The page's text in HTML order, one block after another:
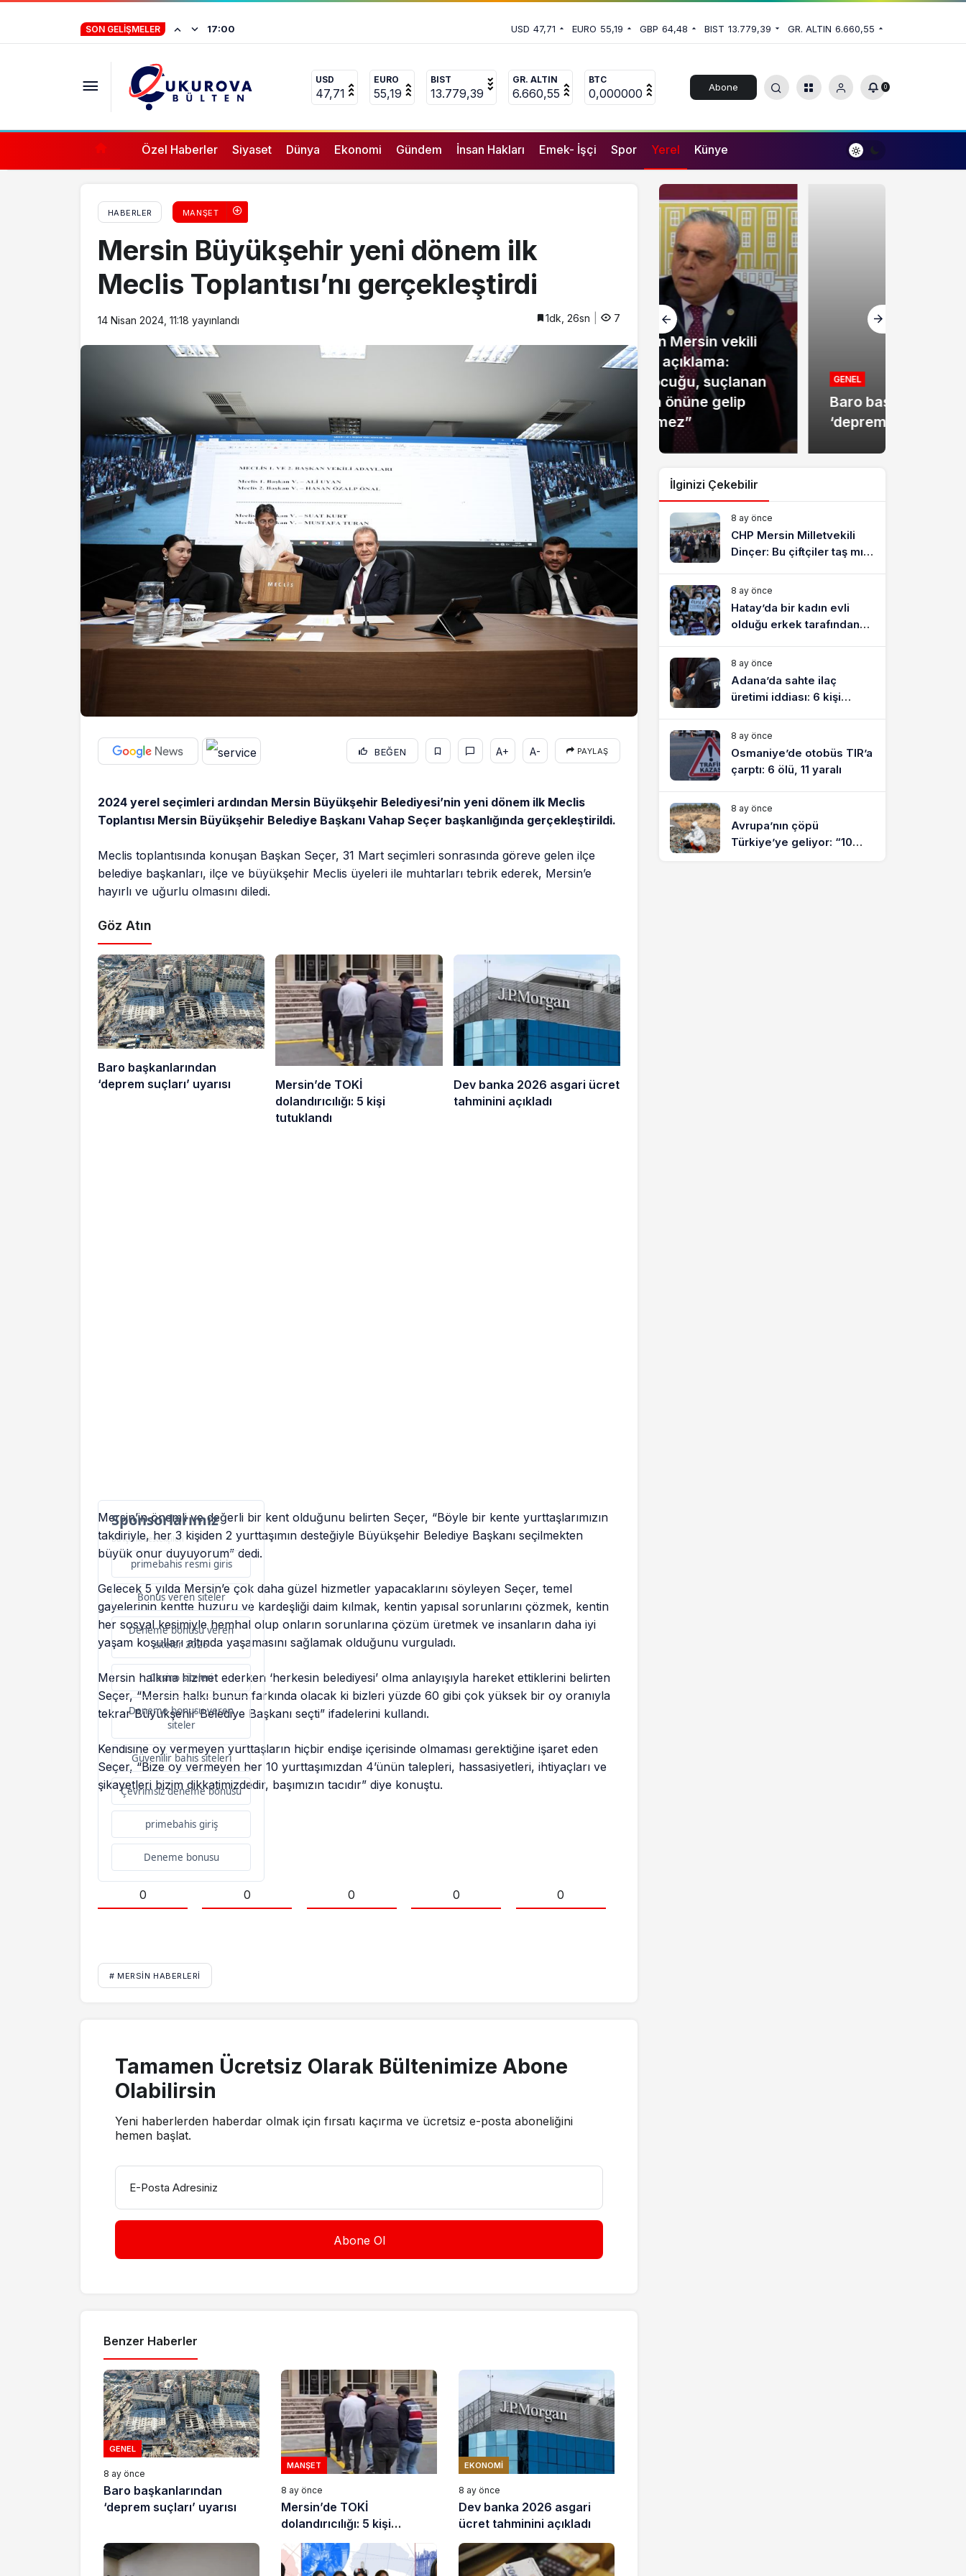
SON GELIŞMELER 17:00
ifade vermez”
USD 47,71 EURO 55,19 GBP 64,48 BIST 13.779,39 GR. ALTIN 6.660,55
USD
47,71
EURO
55,19
BIST
13.779,39
GR. ALTIN
6.660,55
BTC
0,000000 Abone 0
Özel Haberler Siyaset Dünya Ekonomi Gündem İnsan Hakları Emek- İşçi Spor Yerel Künye
HABERLER MANŞET
Mersin Büyükşehir yeni dönem ilk
Meclis Toplantısı’nı gerçekleştirdi
14 Nisan 2024, 11:18 yayınlandı 1dk, 26sn 7
BEĞEN A+ A- PAYLAŞ
2024 yerel seçimleri ardından Mersin Büyükşehir Belediyesi’nin yeni dönem ilk Meclis
Toplantısı Mersin Büyükşehir Belediye Başkanı Vahap Seçer başkanlığında gerçekleştirildi.
Meclis toplantısında konuşan Başkan Seçer, 31 Mart seçimleri sonrasında göreve gelen ilçe
belediye başkanları, ilçe ve büyükşehir Meclis üyeleri ile muhtarları tebrik ederek, Mersin’e
hayırlı ve uğurlu olmasını diledi.
Göz Atın
Baro başkanlarından
‘deprem suçları’ uyarısı
Sponsorlarımız
Bu içerik destekçileri
primebahis resmi giris
Bonus veren siteler
Deneme bonusu veren
siteler 2026
Casino siteleri
Deneme bonusu veren
siteler
Güvenilir bahis siteleri
Çevrimsiz deneme bonusu
primebahis giriş
Deneme bonusu
Mersin’de TOKİ
dolandırıcılığı: 5 kişi
tutuklandı
Dev banka 2026 asgari ücret
tahminini açıkladı
Mersin’in önemli ve değerli bir kent olduğunu belirten Seçer, “Böyle bir kente yurttaşlarımızın
takdiriyle, her 3 kişiden 2 yurttaşımın desteğiyle Büyükşehir Belediye Başkanı seçilmekten
büyük onur duyuyorum” dedi.
Gelecek 5 yılda Mersin’e çok daha güzel hizmetler yapacaklarını söyleyen Seçer, temel
gayelerinin kentte huzuru ve kardeşliği daim kılmak, kentin yapısal sorunlarını çözmek, kentin
her sosyal kesimiyle hemhal olup onların sorunlarına çözüm üretmek ve insanların daha iyi
yaşam koşulları altında yaşamasını sağlamak olduğunu vurguladı.
Mersin halkına hizmet ederken ‘herkesin belediyesi’ olma anlayışıyla hareket ettiklerini belirten
Seçer, “Mersin halkı bunun farkında olacak ki bizleri yüzde 60 gibi çok yüksek bir oy oranıyla
tekrar Büyükşehir Belediye Başkanı seçti” ifadelerini kullandı.
Kendisine oy vermeyen yurttaşların hiçbir endişe içerisinde olmaması gerektiğine işaret eden
Seçer, “Bize oy vermeyen her 10 yurttaşımızdan 4’ünün talepleri, hassasiyetleri, ihtiyaçları ve
şikayetleri bizim dikkatimizdedir, başımızın tacıdır” diye konuştu.
0 0 0 0 0
# MERSIN HABERLERI
Tamamen Ücretsiz Olarak Bültenimize Abone
Olabilirsin
Yeni haberlerden haberdar olmak için fırsatı kaçırma ve ücretsiz e-posta aboneliğini
hemen başlat.
E-Posta Adresiniz
Benzer Haberler
GENEL
8 ay önce
Baro başkanlarından
‘deprem suçları’ uyarısı
MANŞET
8 ay önce
Mersin’de TOKİ
dolandırıcılığı: 5 kişi
tutuklandı
EKONOMI
8 ay önce
Dev banka 2026 asgari
ücret tahminini açıkladı
İstifa eden Mersin vekili
Çakır’dan açıklama:
adamların önüne gelip
ifade vermez”
GENEL
Baro başkanlarından
‘deprem suçları’ uyarısı
İlginizi Çekebilir
8 ay önce
CHP Mersin Milletvekili
Dinçer: Bu çiftçiler taş mı
8 ay önce
Hatay’da bir kadın evli
olduğu erkek tarafından
8 ay önce
Adana’da sahte ilaç
üretimi iddiası: 6 kişi
8 ay önce
Osmaniye’de otobüs TIR’a
çarptı: 6 ölü, 11 yaralı
8 ay önce
Avrupa’nın çöpü
Türkiye’ye geliyor: “10
Gaziantep’te bıçaklı kavga: 1 kişi hayatını kaybetti, 3 yaralı